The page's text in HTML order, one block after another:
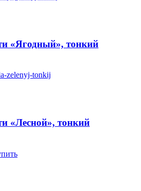
«Ягодный», тонкий
«Лесной», тонкий